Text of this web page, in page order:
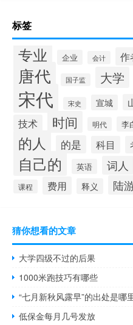
标签
专业 企业 会计 作
唐代 国子监 大学
宋代 宋史 宣城
技术 时间 明代 李
的人 的是 科目
自己的 英语 词人
课程 费用 释义 陆
猜你想看的文章
大学四级不过的后果
1000米跑技巧有哪些
“七月新秋风露早”的出处是哪
低保金每月几号发放